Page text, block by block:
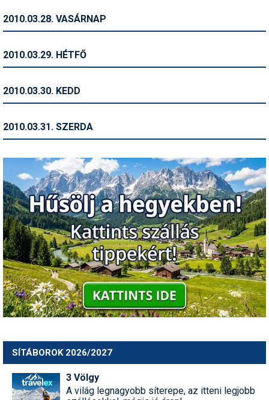
2010.03.28. VASÁRNAP
2010.03.29. HÉTFŐ
2010.03.30. KEDD
2010.03.31. SZERDA
SÍTÁBOROK 2026/2027
3 Völgy
A világ legnagyobb síterepe, az itteni legjobb